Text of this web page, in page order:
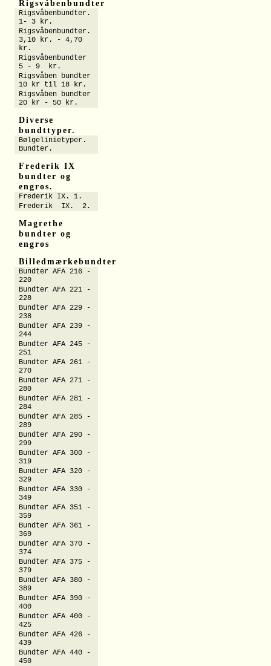
Rigsvåbenbundter
Rigsvåbenbundter.
1- 3 kr.
Rigsvåbenbundter.
3,10 kr. - 4,70
kr.
Rigsvåbenbundter
5 - 9 kr.
Rigsvåben bundter
10 kr til 18 kr.
Rigsvåben bundter
20 kr - 50 kr.
Diverse
bundttyper.
Bølgelinietyper.
Bundter.
Frederik IX
bundter og
engros.
Frederik IX. 1.
Frederik IX. 2.
Magrethe
bundter og
engros
Billedmærkebundter
Bundter AFA 216 -
220
Bundter AFA 221 -
228
Bundter AFA 229 -
238
Bundter AFA 239 -
244
Bundter AFA 245 -
251
Bundter AFA 261 -
270
Bundter AFA 271 -
280
Bundter AFA 281 -
284
Bundter AFA 285 -
289
Bundter AFA 290 -
299
Bundter AFA 300 -
319
Bundter AFA 320 -
329
Bundter AFA 330 -
349
Bundter AFA 351 -
359
Bundter AFA 361 -
369
Bundter AFA 370 -
374
Bundter AFA 375 -
379
Bundter AFA 380 -
389
Bundter AFA 390 -
400
Bundter AFA 400 -
425
Bundter AFA 426 -
439
Bundter AFA 440 -
450